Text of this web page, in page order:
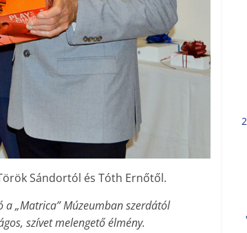
Sándortól és Tóth Ernőtől.
„Matrica” Múzeumban szerdától
szívet melengető élmény.